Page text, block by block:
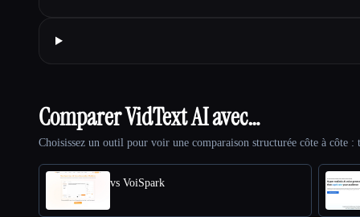
Comparer VidText AI avec…
Choisissez un outil pour voir une comparaison structurée côte à côte
vs VoiSpark